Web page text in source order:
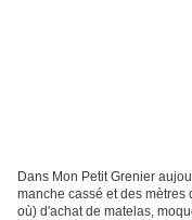
Dans Mon Petit Grenier
manche cassé et des
où) d'achat de matelas,